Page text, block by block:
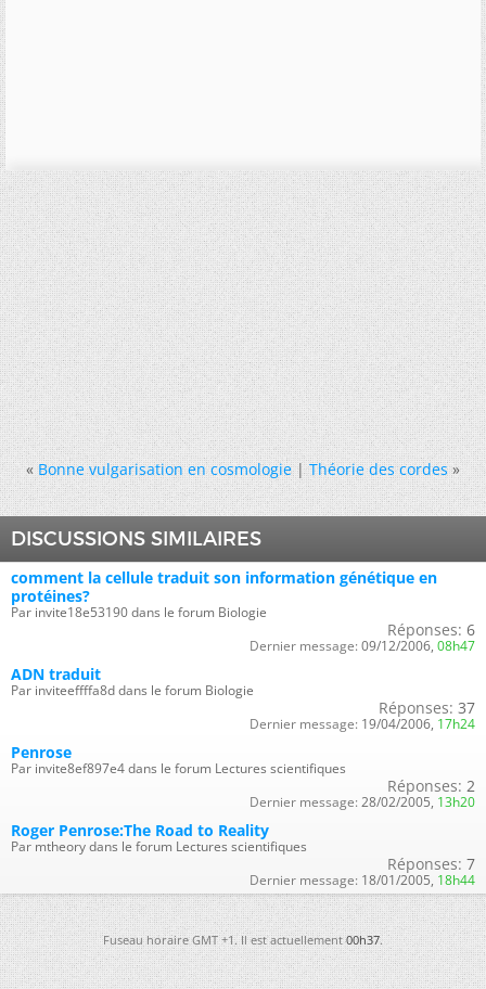
« Bonne vulgarisation en cosmologie|Théorie des cordes »
DISCUSSIONS SIMILAIRES
comment la cellule traduit son information génétique en
protéines?
Par invite18e53190 dans le forum Biologie
Réponses: 6
Dernier message: 09/12/2006, 08h47
ADN traduit
Par inviteeffffa8d dans le forum Biologie
Réponses: 37
Dernier message: 19/04/2006, 17h24
Penrose
Par invite8ef897e4 dans le forum Lectures scientifiques
Réponses: 2
Dernier message: 28/02/2005, 13h20
Roger Penrose:The Road to Reality
Par mtheory dans le forum Lectures scientifiques
Réponses: 7
Dernier message: 18/01/2005, 18h44
Fuseau horaire GMT +1. Il est actuellement00h37.